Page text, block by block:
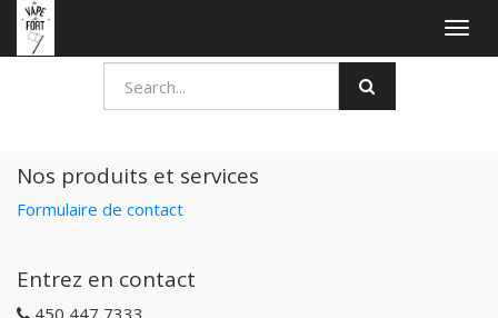
Nos produits et services
Formulaire de contact
Entrez en contact
450 447 7333